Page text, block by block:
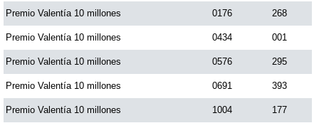
Premio Valentía 10 millones 0176 268
Premio Valentía 10 millones 0434 001
Premio Valentía 10 millones 0576 295
Premio Valentía 10 millones 0691 393
Premio Valentía 10 millones 1004 177